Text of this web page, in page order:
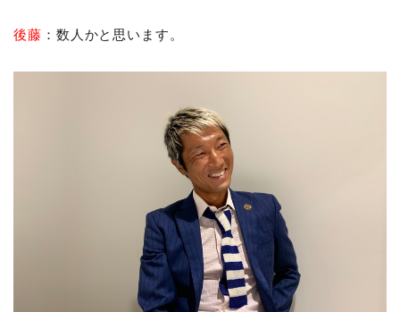
後藤 ：数人かと思います。